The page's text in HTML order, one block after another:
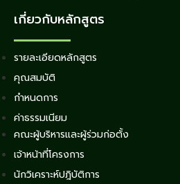
เกี่ยวกับหลักสูตร
รายละเอียดหลักสูตร
คุณสมบัติ
กำหนดการ
ค่าธรรมเนียม
คณะผู้บริหารและผู้ร่วมก่อตั้ง
เจ้าหน้าที่โครงการ
นักวิเคราะห์ปฎิบัติการ